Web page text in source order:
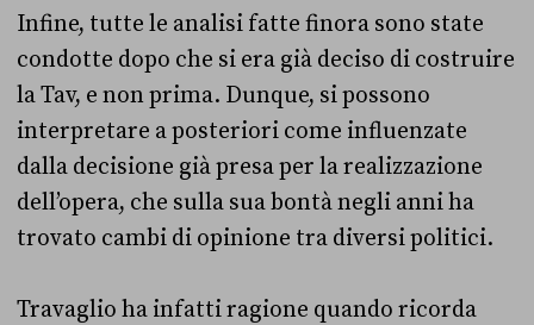
Infine, tutte le analisi fatte finora sono state
condotte dopo che si era già deciso di costruire
la Tav, e non prima. Dunque, si possono
interpretare a posteriori come influenzate
dalla decisione già presa per la realizzazione
dell’opera, che sulla sua bontà negli anni ha
trovato cambi di opinione tra diversi politici.
Travaglio ha infatti ragione quando ricorda